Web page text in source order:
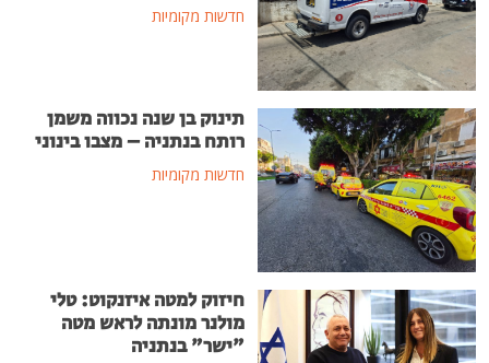
חדשות מקומיות
תינוק בן שנה נכווה משמן
רותח בנתניה – מצבו בינוני
חדשות מקומיות
חיזוק למטה איזנקוט: טלי
מולנר מונתה לראש מטה
"ישר" בנתניה